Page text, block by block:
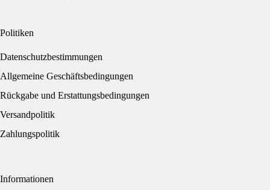
Politiken
Datenschutzbestimmungen
Allgemeine Geschäftsbedingungen
Rückgabe und Erstattungsbedingungen
Versandpolitik
Zahlungspolitik
Informationen